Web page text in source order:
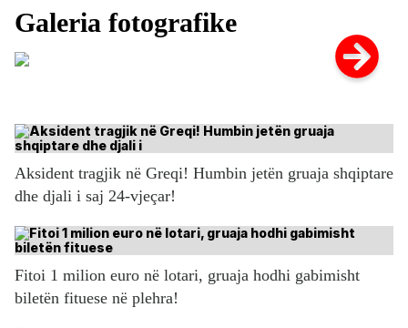
Aksident tragjik në Greqi! Humbin jetën gruaja shqiptare
dhe djali i saj 24-vjeçar!
Fitoi 1 milion euro në lotari, gruaja hodhi gabimisht
biletën fituese në plehra!